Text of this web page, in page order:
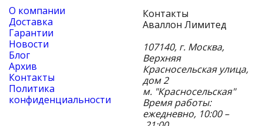
О компании
Доставка
Гарантии
Новости
Блог
Архив
Контакты
Политика
конфиденциальности
Контакты
Аваллон Лимитед
107140, г. Москва,
Верхняя
Красносельская улица,
дом 2
м. "Красносельская"
Время работы:
ежедневно, 10:00 –